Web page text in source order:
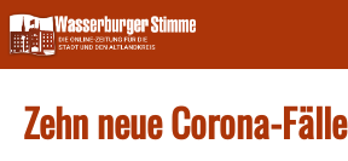
Skip
to
content
Zehn neue Corona-Fälle